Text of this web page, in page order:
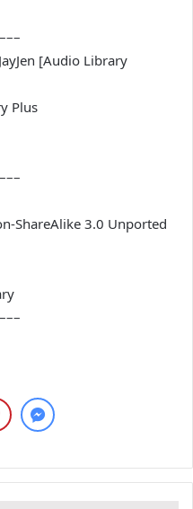
[Audio Library
Plus
ShareAlike 3.0 Unported